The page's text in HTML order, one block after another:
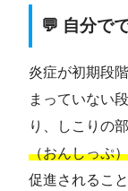
💬 自分で
炎症が初期段
まっていない
り、しこりの
（おんしっぷ
促進されるこ